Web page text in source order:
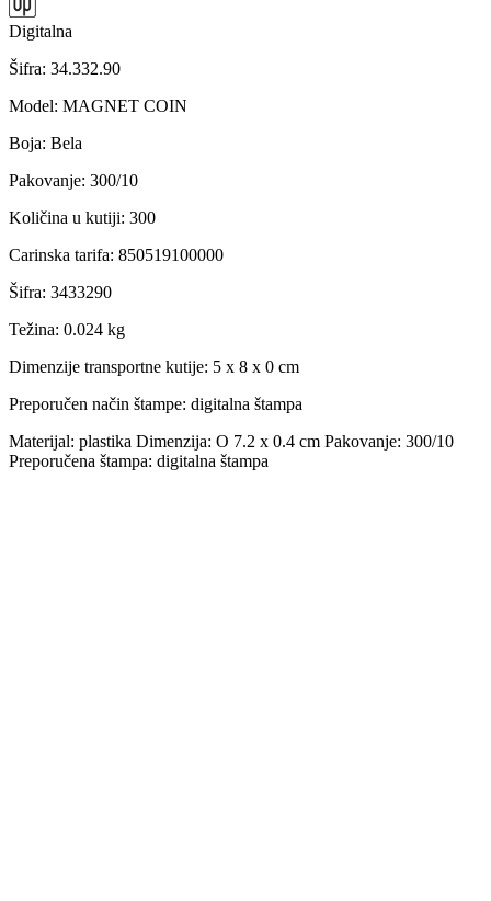
Digitalna
Šifra: 34.332.90
Model: MAGNET COIN
Boja: Bela
Pakovanje: 300/10
Količina u kutiji: 300
Carinska tarifa: 850519100000
Šifra: 3433290
Težina: 0.024 kg
Dimenzije transportne kutije: 5 x 8 x 0 cm
Preporučen način štampe: digitalna štampa
Materijal: plastika Dimenzija: O 7.2 x 0.4 cm Pakovanje: 300/10
Preporučena štampa: digitalna štampa